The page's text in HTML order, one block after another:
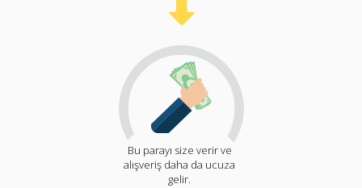
Bu parayı size verir ve
alışveriş daha da ucuza
gelir.